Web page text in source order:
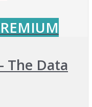
The Data